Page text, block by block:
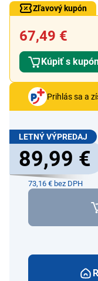
Zľavový kupón
67,49 €
Kúpiť s
Prihlás sa a
LETNÝ VÝPREDAJ
89,99 €
73,16 € bez DPH